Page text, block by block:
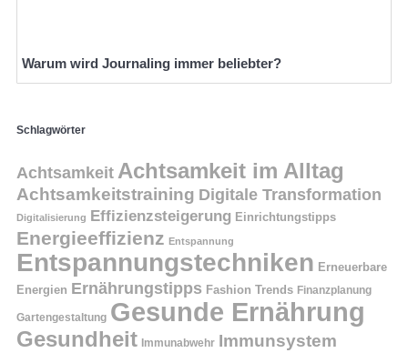
Warum wird Journaling immer beliebter?
Schlagwörter
Achtsamkeit Achtsamkeit im Alltag
Achtsamkeitstraining Digitale Transformation
Digitalisierung Effizienzsteigerung Einrichtungstipps
Energieeffizienz Entspannung
Entspannungstechniken Erneuerbare
Energien Ernährungstipps Fashion Trends Finanzplanung
Gartengestaltung Gesunde Ernährung
Gesundheit Immunabwehr Immunsystem